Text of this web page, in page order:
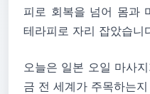
피로 회복을 넘어 몸과
테라피로 자리 잡았습니
오늘은 일본 오일 마사
금 전 세계가 주목하는